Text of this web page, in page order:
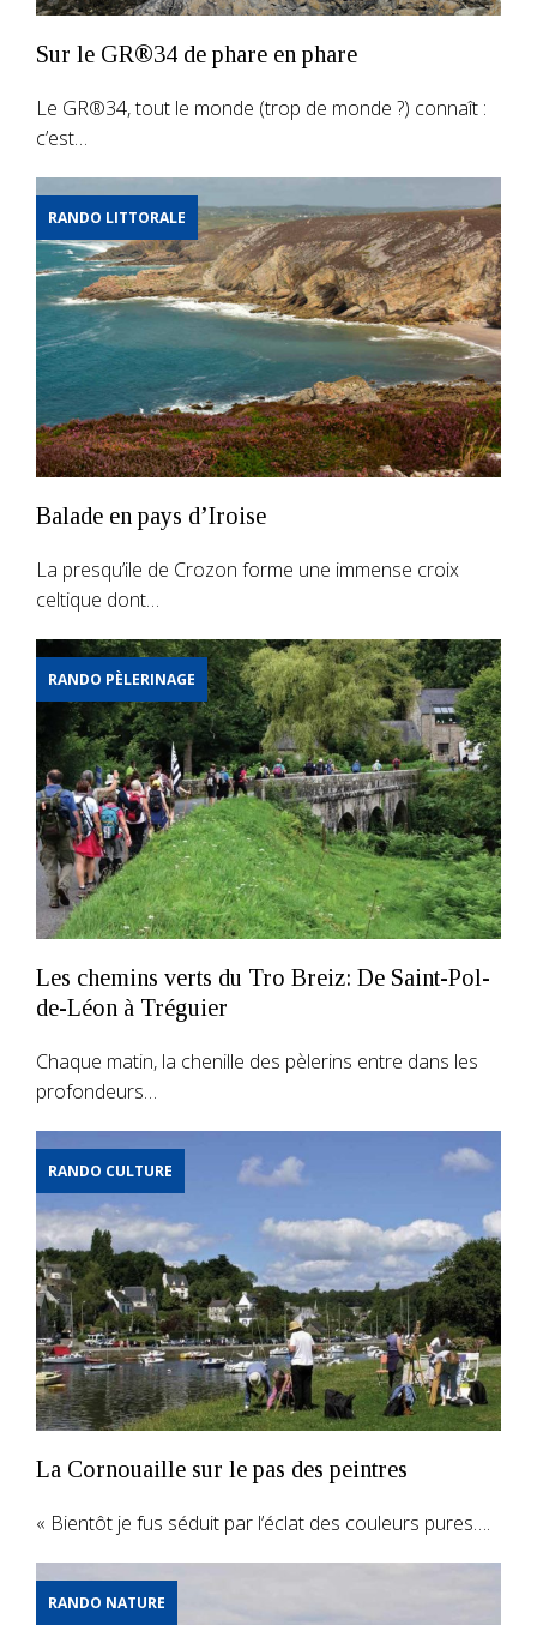
Sur le GR®34 de phare en phare
Le GR®34, tout le monde (trop de monde ?) connaît :
c’est…
RANDO LITTORALE
Balade en pays d’Iroise
La presqu’ile de Crozon forme une immense croix
celtique dont…
RANDO PÈLERINAGE
Les chemins verts du Tro Breiz: De Saint-Pol-
de-Léon à Tréguier
Chaque matin, la chenille des pèlerins entre dans les
profondeurs…
RANDO CULTURE
La Cornouaille sur le pas des peintres
« Bientôt je fus séduit par l’éclat des couleurs pures….
RANDO NATURE